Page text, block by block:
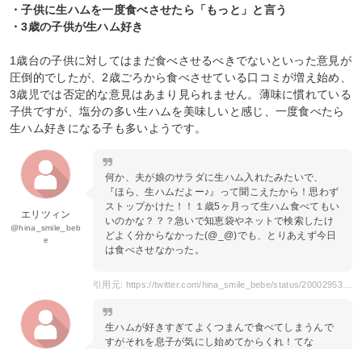
・子供に生ハムを一度食べさせたら「もっと」と言う
・3歳の子供が生ハム好き
1歳台の子供に対してはまだ食べさせるべきでないといった意見が
圧倒的でしたが、2歳ごろから食べさせている口コミが増え始め、
3歳児では否定的な意見はあまり見られません。薄味に慣れている
子供ですが、塩分の多い生ハムを美味しいと感じ、一度食べたら
生ハム好きになる子も多いようです。
エリツィン
@hina_smile_beb
e
何か、夫が娘のサラダに生ハム入れたみたいで、
『ほら、生ハムだよー♪』って聞こえたから！思わず
ストップかけた！！１歳5ヶ月って生ハム食べてもい
いのかな？？？急いで知恵袋やネットで検索したけ
どよく分からなかった(@_@)でも、とりあえず今日
は食べさせなかった。
引用元: https://twitter.com/hina_smile_bebe/status/200029537927573504
生ハムが好きすぎてよくつまんで食べてしまうんで
すがそれを息子が気にし始めてからくれ！てな